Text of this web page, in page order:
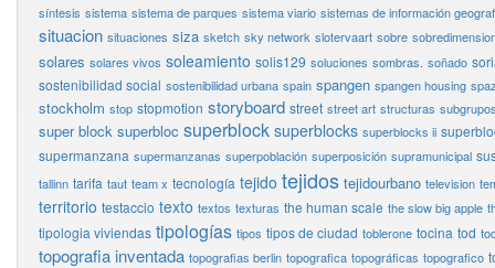
síntesis sistema sistema de parques sistema viario sistemas de información
situacion situaciones siza sketch sky network slotervaart sobre
solares solares vivos soleamiento solis129 soluciones sombras. soñado
sostenibilidad social sostenibilidad urbana spain spangen spangen housing
stockholm stop stopmotion storyboard street street art structuras
super block superbloc superblock superblocks superblocks ii
supermanzana supermanzanas superpoblación superposición supramunicipal
tallinn tarifa taut team x tecnología tejido tejidos tejidourbano television
territorio testaccio texto textos texturas the human scale the slow big apple
tipologia viviendas tipologías tipos tipos de ciudad toblerone tocina tod
topografia inventada topografias berlin topografica topográficas topografico